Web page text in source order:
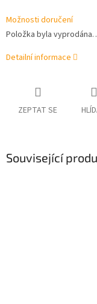
Možnosti doručení
Položka byla
Detailní informace
ZEPTAT SE
Související